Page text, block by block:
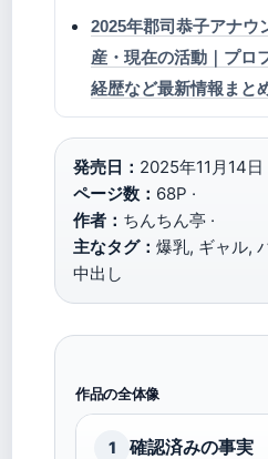
2025年郡司恭子アナウ
産・現在の活動｜プロ
経歴など最新情報まと
発売日： 2025年11月14日
ページ数： 68P ·
作者： ちんちん亭 ·
主なタグ： 爆乳, ギャル,
中出し
作品の全体像
1 確認済みの事実